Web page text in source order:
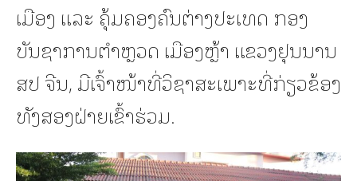
ເມືອງ ແລະ ຄຸ້ມຄອງຄົນຕ່າງປະເທດ ກອງ
ບັນຊາການຕຳຫຼວດ ເມືອງຫຼ້າ ແຂວງຢຸນນານ
ສປ ຈີນ, ມີເຈົ້າໜ້າທີ່ວິຊາສະເພາະທີ່ກ່ຽວຂ້ອງ
ທັງສອງຝ່າຍເຂົ້າຮ່ວມ.